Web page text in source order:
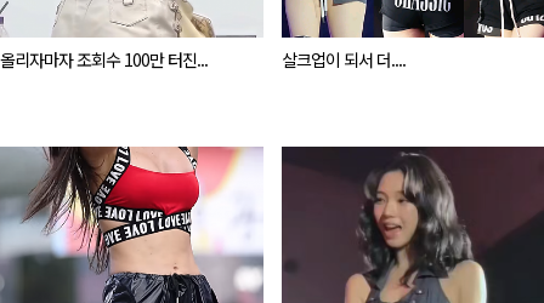
올리자마자 조회수 100만 터진... 살크업이 되서 더....